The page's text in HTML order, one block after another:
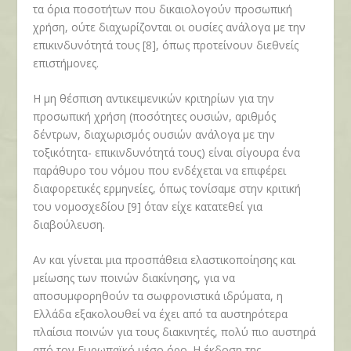
τα όρια ποσοτήτων που δικαιολογούν προσωπική
χρήση, ούτε διαχωρίζονται οι ουσίες ανάλογα με την
επικινδυνότητά τους [8], όπως προτείνουν διεθνείς
επιστήμονες.
Η μη θέσπιση αντικειμενικών κριτηρίων για την
προσωπική χρήση (ποσότητες ουσιών, αριθμός
δέντρων, διαχωρισμός ουσιών ανάλογα με την
τοξικότητα- επικινδυνότητά τους) είναι σίγουρα ένα
παράθυρο του νόμου που ενδέχεται να επιφέρει
διαφορετικές ερμηνείες, όπως τονίσαμε στην κριτική
του νομοσχεδίου [9] όταν είχε κατατεθεί για
διαβούλευση.
Αν και γίνεται μια προσπάθεια ελαστικοποίησης και
μείωσης των ποινών διακίνησης, για να
αποσυμφορηθούν τα σωφρονιστικά ιδρύματα, η
Ελλάδα εξακολουθεί να έχει από τα αυστηρότερα
πλαίσια ποινών για τους διακινητές, πολύ πιο αυστηρά